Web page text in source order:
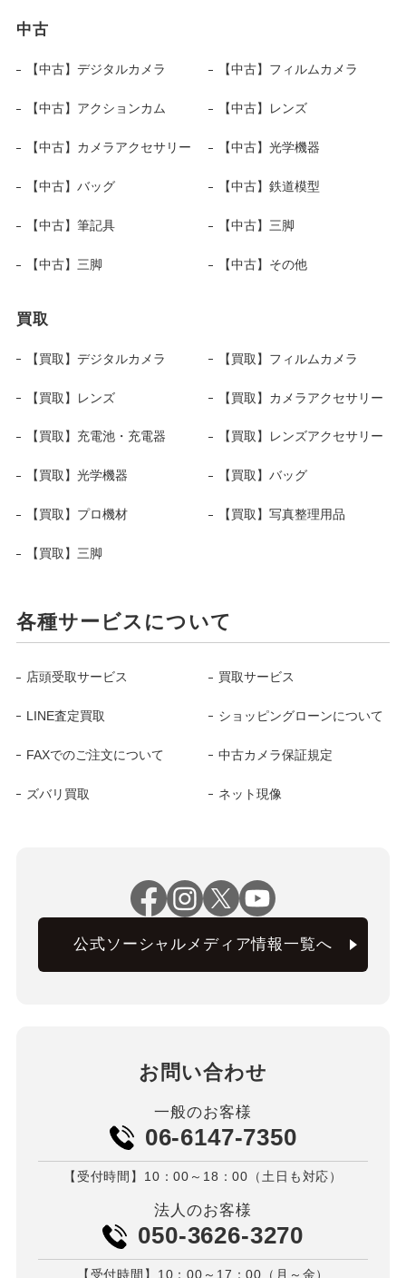
中古
【中古】デジタルカメラ 【中古】フィルムカメラ
【中古】アクションカム 【中古】レンズ
【中古】カメラアクセサリー 【中古】光学機器
【中古】バッグ 【中古】鉄道模型
【中古】筆記具 【中古】三脚
【中古】三脚 【中古】その他
買取
【買取】デジタルカメラ 【買取】フィルムカメラ
【買取】レンズ 【買取】カメラアクセサリー
【買取】充電池・充電器 【買取】レンズアクセサリー
【買取】光学機器 【買取】バッグ
【買取】プロ機材 【買取】写真整理用品
【買取】三脚
各種サービスについて
店頭受取サービス 買取サービス
LINE査定買取 ショッピングローンについて
FAXでのご注文について 中古カメラ保証規定
ズバリ買取 ネット現像
公式ソーシャルメディア情報一覧へ
お問い合わせ
一般のお客様
06-6147-7350
【受付時間】10：00～18：00（土日も対応）
法人のお客様
050-3626-3270
【受付時間】10：00～17：00（月～金）